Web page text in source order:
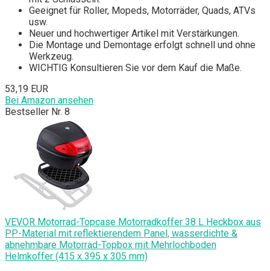
Geeignet für Roller, Mopeds, Motorräder, Quads, ATVs
usw.
Neuer und hochwertiger Artikel mit Verstärkungen.
Die Montage und Demontage erfolgt schnell und ohne
Werkzeug.
WICHTIG Konsultieren Sie vor dem Kauf die Maße.
53,19 EUR
Bei Amazon ansehen
Bestseller Nr. 8
VEVOR Motorrad-Topcase Motorradkoffer 38 L Heckbox aus
PP-Material mit reflektierendem Panel, wasserdichte &
abnehmbare Motorrad-Topbox mit Mehrlochboden
Helmkoffer (415 x 395 x 305 mm)